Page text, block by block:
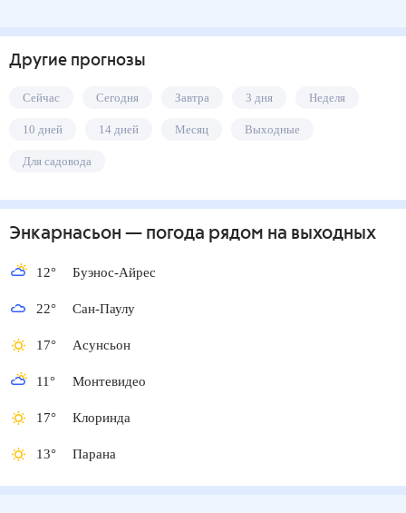
Другие прогнозы
Сейчас Сегодня Завтра 3 дня Неделя
10 дней 14 дней Месяц Выходные
Для садовода
Энкарнасьон — погода рядом на выходных
12° Буэнос-Айрес
22° Сан-Паулу
17° Асунсьон
11° Монтевидео
17° Клоринда
13° Парана